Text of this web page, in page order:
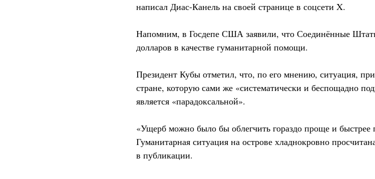
написал Диас-Канель на своей странице в соцсети X.
Напомним, в Госдепе США заявили, что Соединённые
долларов в качестве гуманитарной помощи.
Президент Кубы отметил, что, по его мнению, ситуация,
стране, которую сами же «систематически и беспощадно
является «парадоксальной».
«Ущерб можно было бы облегчить гораздо проще и
Гуманитарная ситуация на острове хладнокровно
в публикации.